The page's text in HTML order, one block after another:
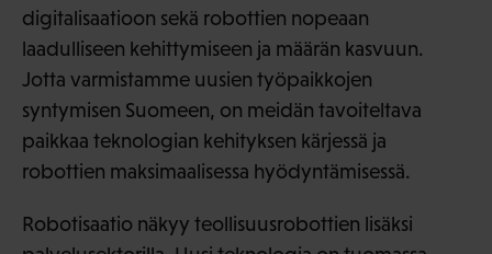
digitalisaatioon sekä robottien nopeaan
laadulliseen kehittymiseen ja määrän kasvuun.
Jotta varmistamme uusien työpaikkojen
syntymisen Suomeen, on meidän tavoiteltava
paikkaa teknologian kehityksen kärjessä ja
robottien maksimaalisessa hyödyntämisessä.
Robotisaatio näkyy teollisuusrobottien lisäksi